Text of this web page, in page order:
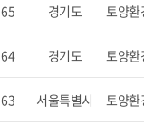
65 경기도 토양환
64 경기도 토양환
63 서울특별시 토양환